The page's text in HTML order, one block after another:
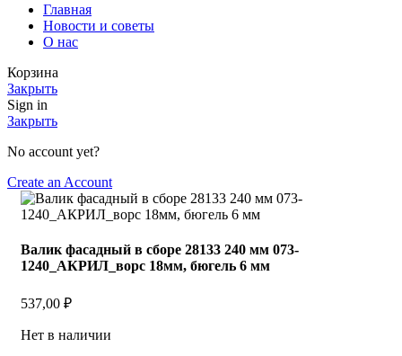
Главная
Новости и советы
О нас
Корзина
Закрыть
Sign in
Закрыть
No account yet?
Create an Account
Валик фасадный в сборе 28133 240 мм 073-
1240_АКРИЛ_ворс 18мм, бюгель 6 мм
537,00 ₽
Нет в наличии